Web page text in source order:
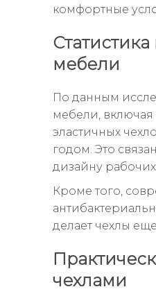
комфортные
мебели
По данным
мебели, включая
эластичных
годом. Это
дизайну
Кроме того,
делает чехлы
чехлами